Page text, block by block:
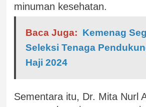
minuman kesehatan.
Baca Juga: Kemenag
Seleksi Tenaga
Haji 2024
Sementara itu, Dr. Mita Nurl